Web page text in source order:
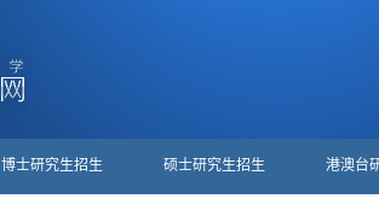
博士研究生招生 硕士研究生招生 港澳台